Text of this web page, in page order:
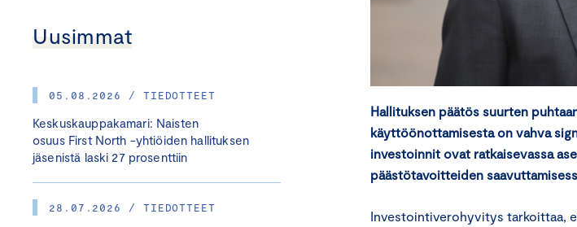
Uusimmat
05.08.2026 / TIEDOTTEET
Keskuskauppakamari: Naisten
osuus First North -yhtiöiden hallituksen
jäsenistä laski 27 prosenttiin
28.07.2026 / TIEDOTTEET
Hallituksen päätös suurten
käyttöönottamisesta on vahva
investoinnit ovat ratkaisevassa
päästötavoitteiden
Investointiverohyvitys tarkoittaa,